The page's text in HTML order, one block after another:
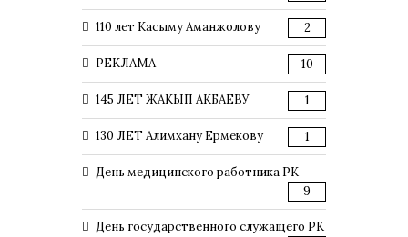
110 лет Касыму Аманжолову 2
РЕКЛАМА 10
145 ЛЕТ ЖАКЫП АКБАЕВУ 1
130 ЛЕТ Алимхану Ермекову 1
День медицинского работника РК
9
День государственного служащего РК